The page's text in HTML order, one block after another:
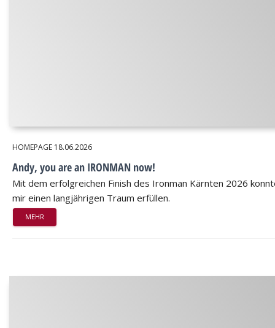
HOMEPAGE 18.06.2026
Andy, you are an IRONMAN now!
Mit dem erfolgreichen Finish des Ironman Kärnten 2026
mir einen langjährigen Traum erfüllen.
MEHR